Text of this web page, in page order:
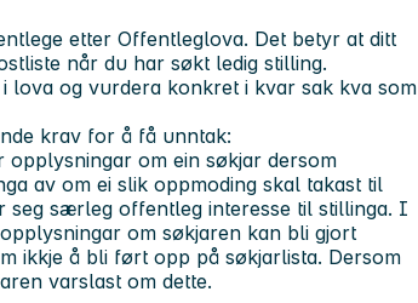
etter Offentleglova. Det betyr at ditt
når du har søkt ledig stilling.
lova og vurdera konkret i kvar sak kva som
krav for å få unntak:
om ein søkjar dersom
av om ei slik oppmoding skal takast til
seg særleg offentleg interesse til stillinga. I
om søkjaren kan bli gjort
ikkje å bli ført opp på søkjarlista. Dersom
varslast om dette.